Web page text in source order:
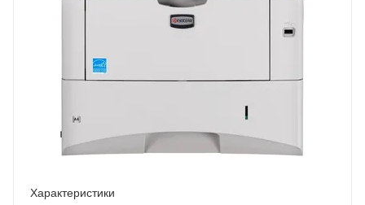
Характеристики